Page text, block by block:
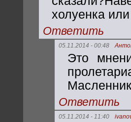
холуенка
Ответить
05.11.2014 - 00:48
Это
Ответить
05.11.2014 - 11:40